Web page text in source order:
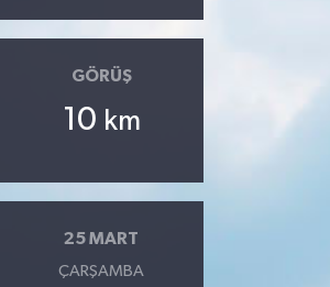
GÖRÜŞ
10 km
25 MART
ÇARŞAMBA